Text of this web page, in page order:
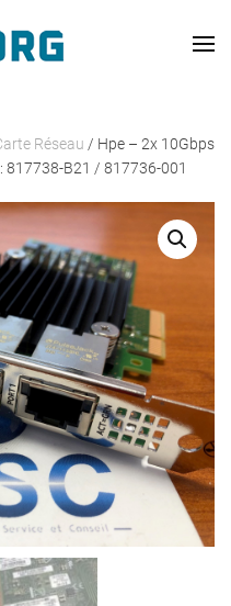
Réseau / Hpe – 2x 10Gbps
817738-B21 / 817736-001